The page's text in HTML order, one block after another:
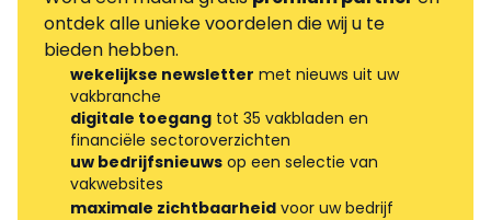
ontdek alle unieke voordelen die wij u te
bieden hebben.
wekelijkse newsletter met nieuws uit uw
vakbranche
digitale toegang tot 35 vakbladen en
financiële sectoroverzichten
uw bedrijfsnieuws op een selectie van
vakwebsites
maximale zichtbaarheid voor uw bedrijf